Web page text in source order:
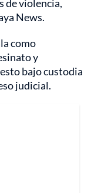
de violencia,
News.
como
y
bajo custodia
judicial.